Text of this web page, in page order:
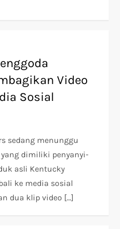
Video
Sosial
sedang menunggu
dimiliki penyanyi-
asli Kentucky
ke media sosial
dua klip video […]